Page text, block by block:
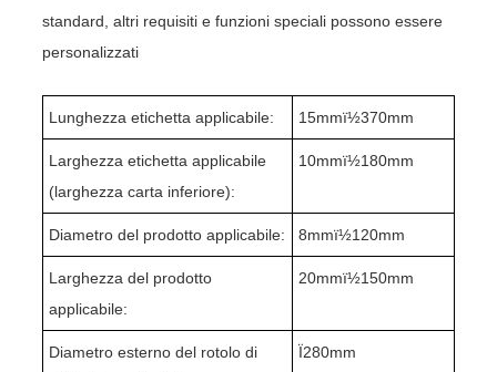
standard, altri requisiti e funzioni speciali possono essere
personalizzati
Lunghezza etichetta applicabile: 15mmï½370mm
Larghezza etichetta applicabile
(larghezza carta inferiore):
10mmï½180mm
Diametro del prodotto applicabile: 8mmï½120mm
Larghezza del prodotto
applicabile:
20mmï½150mm
Diametro esterno del rotolo di
Ï280mm